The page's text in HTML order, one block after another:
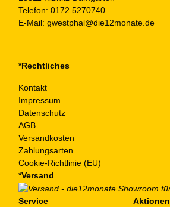
Telefon: 0172 5270740
E-Mail: gwestphal@die12monate.de
*Rechtliches
Kontakt
Impressum
Datenschutz
AGB
Versandkosten
Zahlungsarten
Cookie-Richtlinie (EU)
*Versand
Service Aktionen